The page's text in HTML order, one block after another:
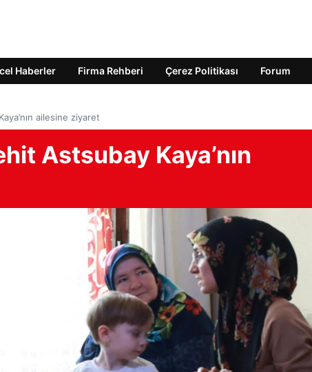
Haberler Firma Rehberi Çerez Politikası Forum
ailesine ziyaret
Astsubay Kaya’nın